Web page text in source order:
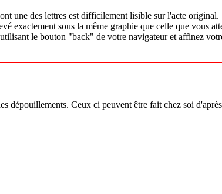
une des lettres est difficilement lisible sur l'acte original.
exactement sous la même graphie que celle que vous
le bouton "back" de votre navigateur et affinez
dépouillements. Ceux ci peuvent être fait chez soi